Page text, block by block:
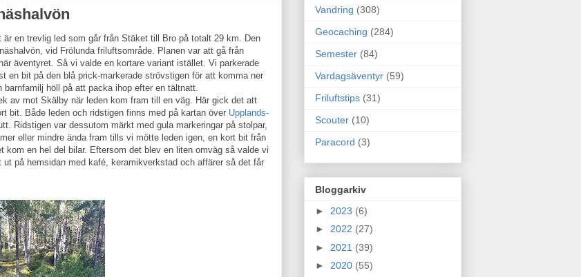
en trevlig led som går från Stäket till Bro på totalt 29 km. Den
vid Frölunda friluftsområde. Planen var att gå från
äventyret. Så vi valde en kortare variant istället. Vi parkerade
en bit på den blå prick-markerade strövstigen för att komma ner
höll på att packa ihop efter en tältnatt.
av mot Skälby när leden kom fram till en väg. Här gick det att
bit. Både leden och ridstigen finns med på kartan över Upplands-
Ridstigen var dessutom märkt med gula markeringar på stolpar,
eller mindre ända fram tills vi mötte leden igen, en kort bit från
kom en hel del bilar. Eftersom det blev en liten omväg så valde vi
på hemsidan med kafé, keramikverkstad och affärer så det får
Vandring (308)
Geocaching (284)
Semester (84)
Vardagsäventyr (59)
Friluftstips (31)
Scouter (10)
Paracord (3)
Bloggarkiv
► 2023 (6)
► 2022 (27)
► 2021 (39)
► 2020 (55)